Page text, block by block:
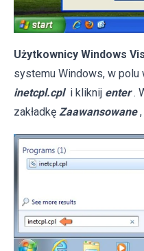
Użytkownicy Windows
systemu Windows, w
inetcpl.cpl i kliknij enter .
zakładkę Zaawansowane